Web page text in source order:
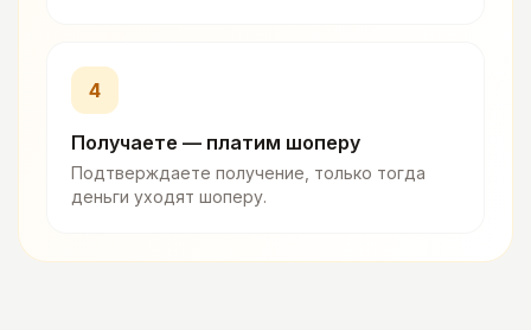
4
Получаете — платим шоперу
Подтверждаете получение, только тогда
деньги уходят шоперу.